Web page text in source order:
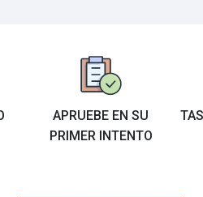
pasar el tiempo. Comer,
APRUEBE EN SU
PRIMER INTENTO